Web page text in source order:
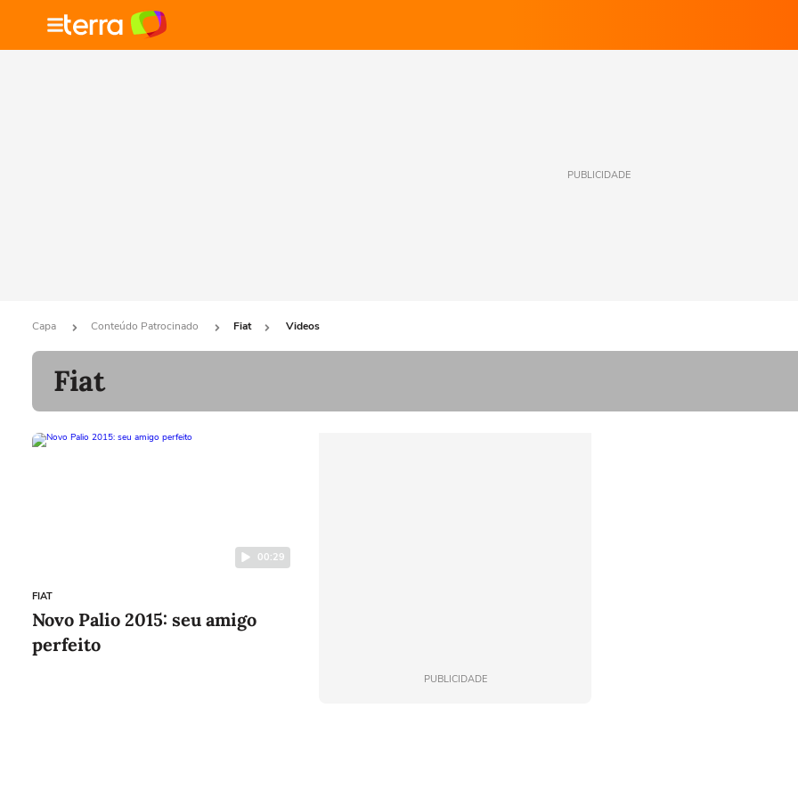
PUBLICIDADE
Capa Conteúdo Patrocinado Fiat Videos
Fiat
FIAT
Novo Palio 2015: seu amigo
perfeito
00:29
PUBLICIDADE